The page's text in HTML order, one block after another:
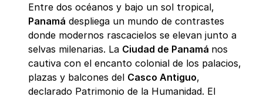
Entre dos océanos y bajo un sol tropical,
Panamá despliega un mundo de contrastes
donde modernos rascacielos se elevan junto a
selvas milenarias. La Ciudad de Panamá nos
cautiva con el encanto colonial de los palacios,
plazas y balcones del Casco Antiguo,
declarado Patrimonio de la Humanidad. El